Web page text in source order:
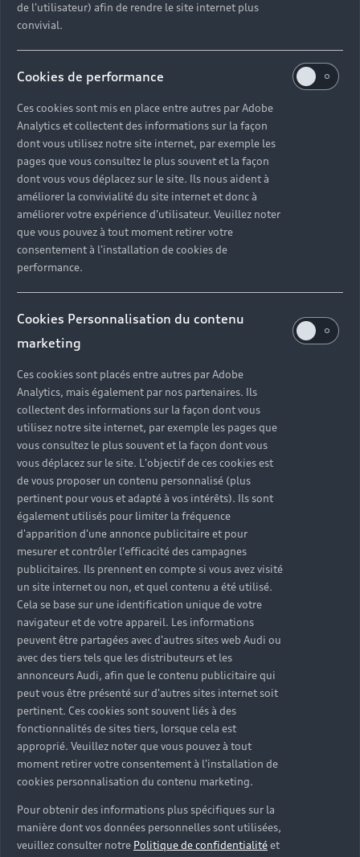
de l'utilisateur) afin de rendre le site internet plus
convivial.
Cookies de performance
Ces cookies sont mis en place entre autres par Adobe
Analytics et collectent des informations sur la façon
dont vous utilisez notre site internet, par exemple les
pages que vous consultez le plus souvent et la façon
dont vous vous déplacez sur le site. Ils nous aident à
améliorer la convivialité du site internet et donc à
améliorer votre expérience d'utilisateur. Veuillez noter
que vous pouvez à tout moment retirer votre
consentement à l'installation de cookies de
performance.
Cookies Personnalisation du contenu
marketing
Ces cookies sont placés entre autres par Adobe
Analytics, mais également par nos partenaires. Ils
collectent des informations sur la façon dont vous
utilisez notre site internet, par exemple les pages que
vous consultez le plus souvent et la façon dont vous
vous déplacez sur le site. L'objectif de ces cookies est
de vous proposer un contenu personnalisé (plus
pertinent pour vous et adapté à vos intérêts). Ils sont
également utilisés pour limiter la fréquence
d'apparition d'une annonce publicitaire et pour
mesurer et contrôler l'efficacité des campagnes
publicitaires. Ils prennent en compte si vous avez visité
un site internet ou non, et quel contenu a été utilisé.
Cela se base sur une identification unique de votre
navigateur et de votre appareil. Les informations
peuvent être partagées avec d'autres sites web Audi ou
avec des tiers tels que les distributeurs et les
annonceurs Audi, afin que le contenu publicitaire qui
peut vous être présenté sur d'autres sites internet soit
pertinent. Ces cookies sont souvent liés à des
fonctionnalités de sites tiers, lorsque cela est
approprié. Veuillez noter que vous pouvez à tout
moment retirer votre consentement à l'installation de
cookies personnalisation du contenu marketing.
Pour obtenir des informations plus spécifiques sur la
manière dont vos données personnelles sont utilisées,
veuillez consulter notre Politique de confidentialitéet